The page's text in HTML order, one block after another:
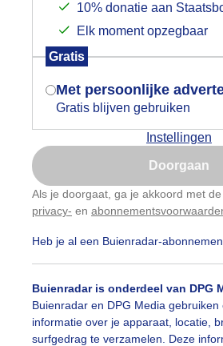
10% donatie aan
Elk moment opzegbaar
Gratis
Met persoonlijke
Gratis blijven gebruiken
Instellingen
Doorgaan
Als je doorgaat, ga je akkoord met de
privacy- en
Heb je al een Buienradar-
Buienradar is onderdeel van DPG
Buienradar en DPG Media gebruiken
informatie over je apparaat, locatie,
surfgedrag te verzamelen. Deze
Ook bij
Indien je hier nog geen
gegeven, verschijnt er zo
je browser waarin deze
gevraagd wordt.
Is goed, toon de
Nu niet,
Gebruik je Safari en wil je niet
Klikhierom dit aan te